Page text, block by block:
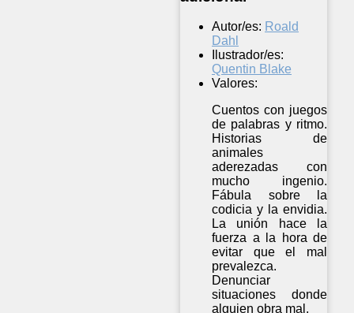
Autor/es: Roald
Dahl
Ilustrador/es:
Quentin Blake
Valores:
Cuentos con juegos
de palabras y ritmo.
Historias de
animales
aderezadas con
mucho ingenio.
Fábula sobre la
codicia y la envidia.
La unión hace la
fuerza a la hora de
evitar que el mal
prevalezca.
Denunciar
situaciones donde
alguien obra mal.